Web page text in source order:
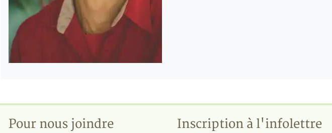
Pour nous joindre Inscription à l'infolettre